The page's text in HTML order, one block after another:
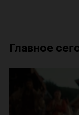
Главное